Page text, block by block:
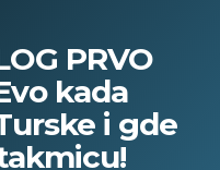
PRVO
kada
i gde